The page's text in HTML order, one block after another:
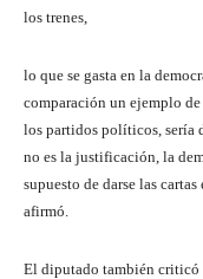
los trenes,
lo que se gasta en la
comparación un ejemplo
los partidos políticos, sería
no es la justificación, la
supuesto de darse las
afirmó.
El diputado también criticó